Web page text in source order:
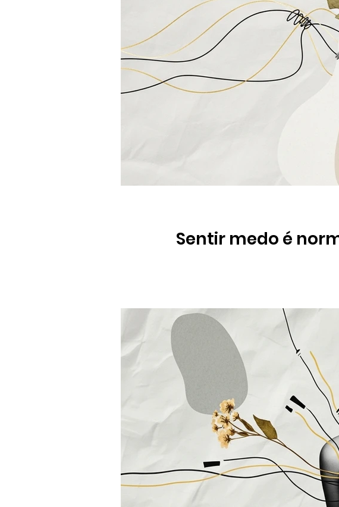
Sentir medo é